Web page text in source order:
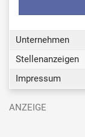
Unternehmen
Stellenanzeigen
Impressum